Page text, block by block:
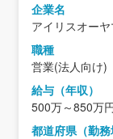
企業名
アイリスオー
職種
営業(法人向け)
給与（年収）
500万～850万
都道府県（勤務